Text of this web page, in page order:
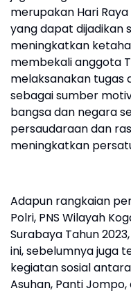
merupakan Hari
yang dapat dijadikan
meningkatkan
membekali anggota
melaksanakan tugas
sebagai sumber
bangsa dan negara
persaudaraan dan
meningkatkan
Adapun rangkaian
Polri, PNS Wilayah
Surabaya Tahun
ini, sebelumnya juga
kegiatan sosial
Asuhan, Panti